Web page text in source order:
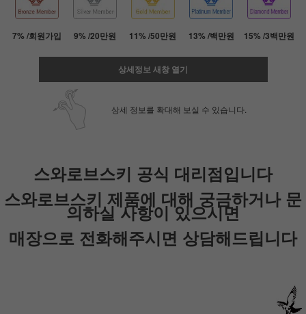
페이코 ID로 페
7% /회원가입 9% /20만원 11% /50만원 13% /백만원 15% /3백만원
상세정보 새창 열기
상세 정보를 확대해 보실 수 있습니다.
스와로브스키 공식 대리점입니다
스와로브스키 제품에 대해 궁금하거나 문
의하실 사항이 있으시면
매장으로 전화해주시면 상담해드립니다